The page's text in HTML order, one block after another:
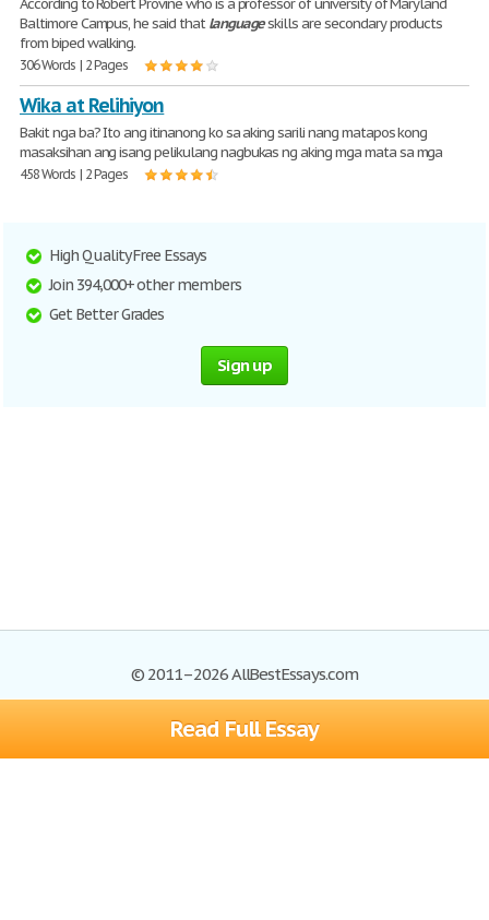
Read Full Essay
According to Robert Provine who is a professor of university of Maryland
Baltimore Campus, he said thatlanguageskills are secondary products
from biped walking.
306 Words | 2 Pages
Wika at Relihiyon
Bakit nga ba? Ito ang itinanong ko sa aking sarili nang matapos kong
masaksihan ang isang pelikulang nagbukas ng aking mga mata sa mga
458 Words | 2 Pages
High Quality Free Essays
Join 394,000+ other members
Get Better Grades
Sign up
© 2011–2026 AllBestEssays.com
Browse Essays